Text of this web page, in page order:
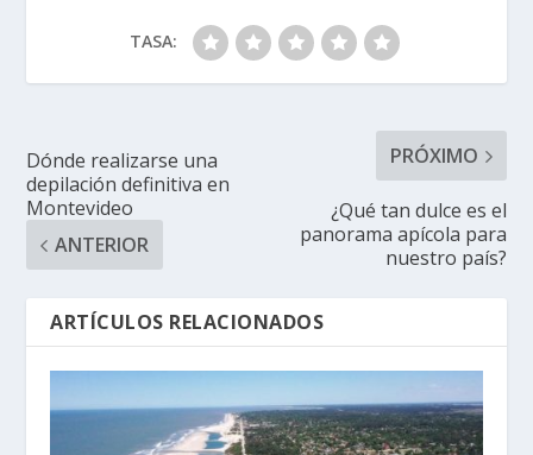
TASA:
Dónde realizarse una
depilación definitiva en
Montevideo
ANTERIOR
PRÓXIMO
¿Qué tan dulce es el
panorama apícola para
nuestro país?
ARTÍCULOS RELACIONADOS